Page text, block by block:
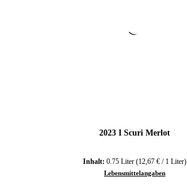
2023 I Scuri Merlot
Inhalt: 0.75 Liter (12,67 € / 1 Liter)
Lebensmittelangaben